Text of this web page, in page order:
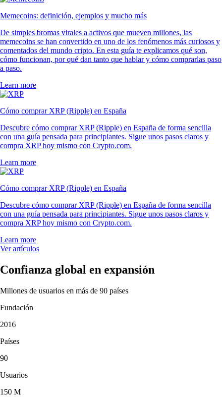
Memecoins: definición, ejemplos y mucho más
De simples bromas virales a activos que mueven millones, las
memecoins se han convertido en uno de los fenómenos más curiosos y
comentados del mundo cripto. En esta guía te explicamos qué son,
cómo funcionan, por qué dan tanto que hablar y cómo comprarlas paso
a paso.
Learn more
Cómo comprar XRP (Ripple) en España
Descubre cómo comprar XRP (Ripple) en España de forma sencilla
con una guía pensada para principiantes. Sigue unos pasos claros y
compra XRP hoy mismo con Crypto.com.
Learn more
Cómo comprar XRP (Ripple) en España
Descubre cómo comprar XRP (Ripple) en España de forma sencilla
con una guía pensada para principiantes. Sigue unos pasos claros y
compra XRP hoy mismo con Crypto.com.
Learn more
Ver artículos
Confianza global en expansión
Millones de usuarios en más de 90 países
Fundación
2016
Países
90
Usuarios
150 M